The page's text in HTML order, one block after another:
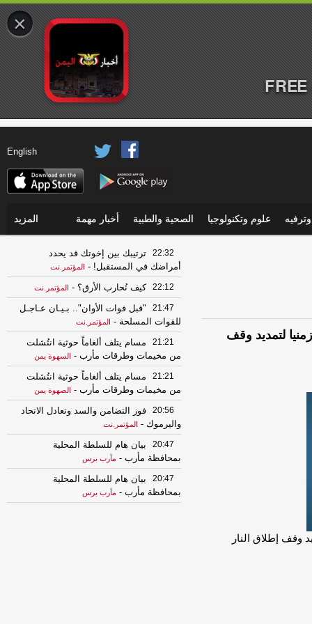
English
علوم وتكنولوجيا الصحية والطبية أخبار مهمة المزيد
لتمديد وقف
وقف إطلاق النار
22:32
ترتيبك بين إخوتك قد يحدد
أمراضك في المستقبل! - المؤتمر.نت
22:12 كيف نُحارب الأرق؟ - المؤتمر.نت
21:47
"قبل فوات الأوان".. بـيـان عـاجـل
للقوات المسلحة - المؤتمر.نت
21:21
مسام يتلف ألغاماً حوثية انتُشلت
من مخيمات وطرقات مأرب - السهوة يمن
21:21
مسام يتلف ألغاماً حوثية انتُشلت
من مخيمات وطرقات مأرب - الصهوة يمن
20:56
فوز التضامن والسد وتعادل الاتحاد
واليرموك - المؤتمر.نت
20:47
بيان هام للسلطة المحلية
بمحافظة مأرب - مأرب برس
20:47
بيان هام للسلطة المحلية
بمحافظة مأرب - مأرب برس
×